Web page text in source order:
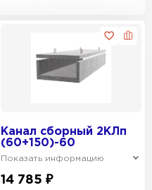
Канал сборный 2КЛп
(60+150)-60
Показать информацию
14 785 ₽